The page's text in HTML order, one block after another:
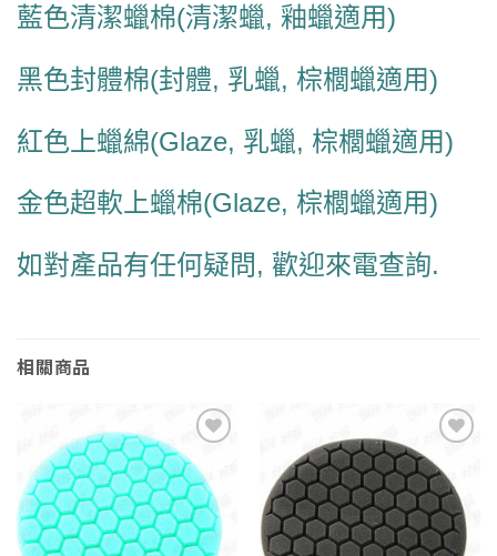
藍色清潔蠟棉(清潔蠟, 釉蠟適用)
黑色封體棉(封體, 乳蠟, 棕櫚蠟適用)
紅色上蠟綿(Glaze, 乳蠟, 棕櫚蠟適用)
金色超軟上蠟棉(Glaze, 棕櫚蠟適用)
如對產品有任何疑問, 歡迎來電查詢.
相關商品
Add to
wishlist
Add to
wishlist